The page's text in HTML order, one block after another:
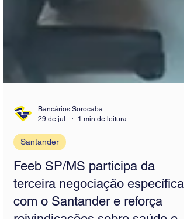
Bancários Sorocaba
29 de jul.
1 min de leitura
Santander
Feeb SP/MS participa da